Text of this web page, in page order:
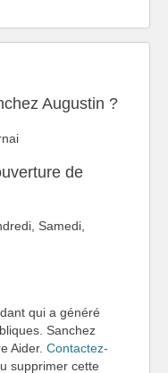
Augustin ?
de
Samedi,
qui a généré
Sanchez
Aider. Contactez-
supprimer cette